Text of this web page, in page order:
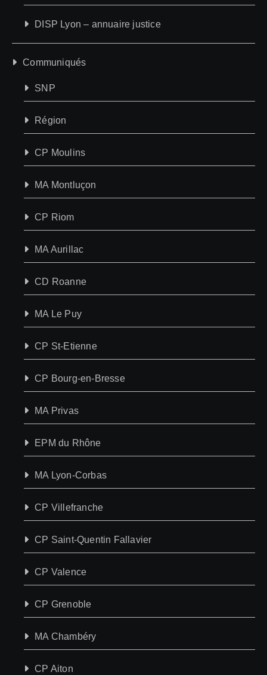
DISP Lyon – annuaire justice
Communiqués
SNP
Région
CP Moulins
MA Montluçon
CP Riom
MA Aurillac
CD Roanne
MA Le Puy
CP St-Etienne
CP Bourg-en-Bresse
MA Privas
EPM du Rhône
MA Lyon-Corbas
CP Villefranche
CP Saint-Quentin Fallavier
CP Valence
CP Grenoble
MA Chambéry
CP Aiton